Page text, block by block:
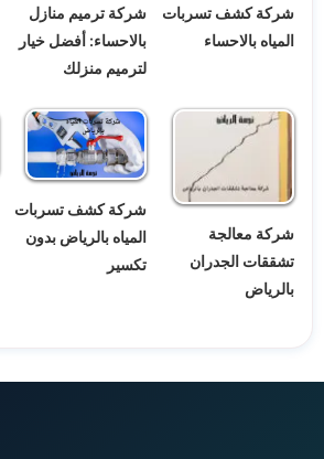
شركة كشف تسربات
المياه بالاحساء
شركة ترميم منازل
بالاحساء: أفضل خيار
لترميم منزلك
شركة معالجة
تشققات الجدران
بالرياض
شركة كشف تسربات
المياه بالرياض بدون
تكسير